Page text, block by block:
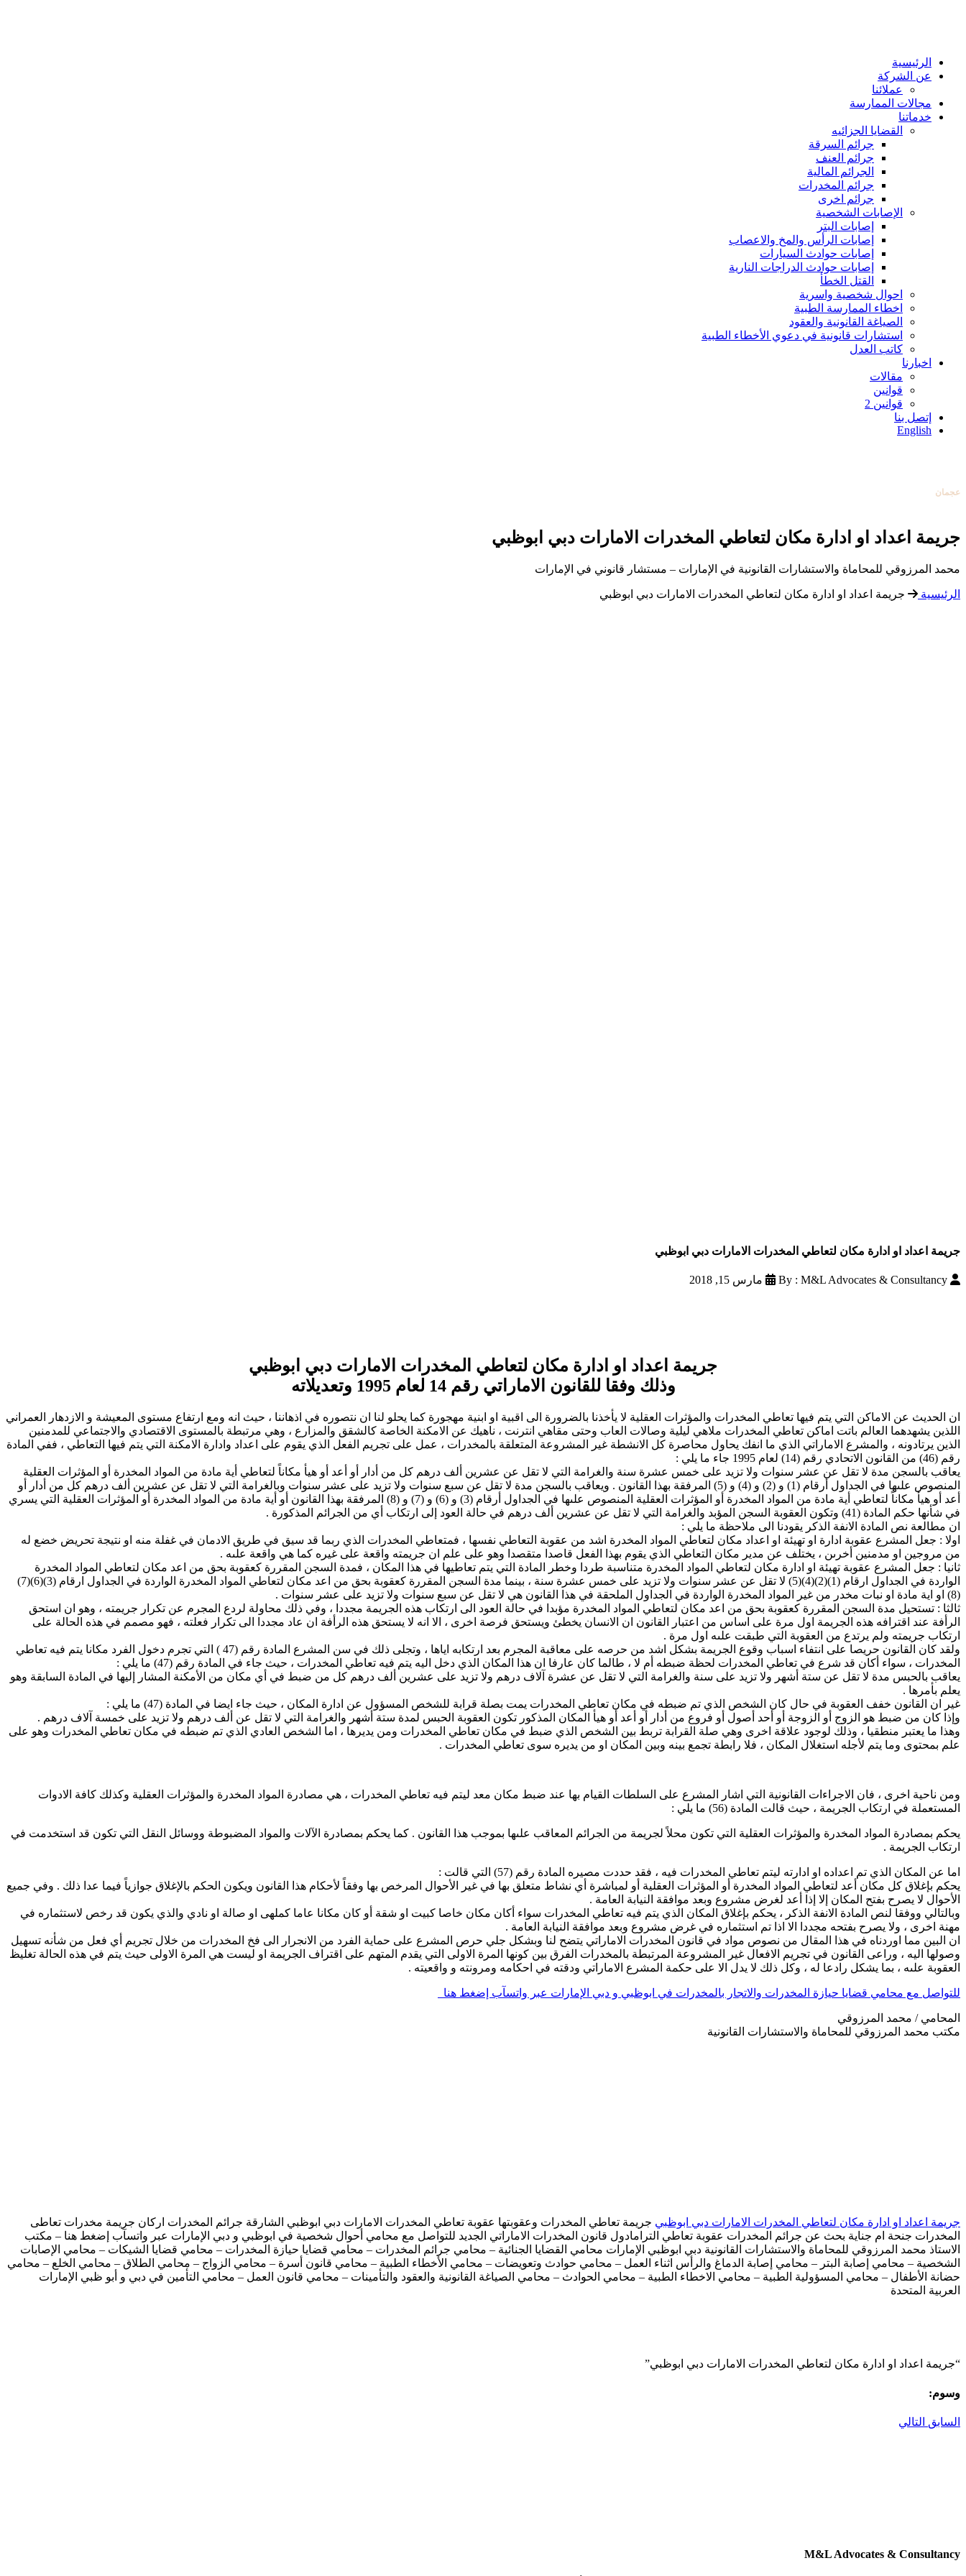
الرئيسية
عن الشركة
عملائنا
مجالات الممارسة
خدماتنا
القضايا الجزائيه
جرائم السرقة
جرائم العنف
الجرائم المالية
جرائم المخدرات
جرائم اخرى
الإصابات الشخصية
إصابات البتر
إصابات الرأس والمخ والاعصاب
إصابات حوادث السيارات
إصابات حوادث الدراجات النارية
القتل الخطأ
احوال شخصية واسرية
اخطاء الممارسة الطبية
الصياغة القانونية والعقود
استشارات قانونية في دعوي الأخطاء الطبية
كاتب العدل
اخبارنا
مقالات
قوانين
قوانين 2
إتصل بنا
English
0097126584004
تواصل معنا
0097126584004
جريمة اعداد او ادارة مكان لتعاطي المخدرات الامارات دبي ابوظبي
محمد المرزوقي للمحاماة والاستشارات القانونية في الإمارات – مستشار قانوني في الإمارات
الرئيسية جريمة اعداد او ادارة مكان لتعاطي المخدرات الامارات دبي ابوظبي
جريمة اعداد او ادارة مكان لتعاطي المخدرات الامارات دبي ابوظبي
By : M&L Advocates & Consultancy مارس 15, 2018
جريمة اعداد او ادارة مكان لتعاطي المخدرات الامارات دبي ابوظبي
وذلك وفقا للقانون الاماراتي رقم 14 لعام 1995 وتعديلاته
ان الحديث عن الاماكن التي يتم فيها تعاطي المخدرات والمؤثرات العقلية لا يأخذنا بالضرورة الى اقبية او ابنية مهجورة كما يحلو لنا ان نتصوره في اذهاننا ، حيث انه ومع ارتفاع مستوى المعيشة و الازدهار العمراني
اللذين يشهدهما العالم باتت اماكن تعاطي المخدرات ملاهي ليلية وصالات العاب وحتى مقاهي انترنت ، ناهيك عن الامكنة الخاصة كالشقق والمزارع ، وهي مرتبطة بالمستوى الاقتصادي والاجتماعي للمدمنين
الذين يرتادونه ، والمشرع الاماراتي الذي ما انفك يحاول محاصرة كل الانشطة غير المشروعة المتعلقة بالمخدرات ، عمل على تجريم الفعل الذي يقوم على اعداد وادارة الامكنة التي يتم فيها التعاطي ، ففي المادة
رقم (46) من القانون الاتحادي رقم (14) لعام 1995 جاء ما يلي :
يعاقب بالسجن مدة لا تقل عن عشر سنوات ولا تزيد على خمس عشرة سنة والغرامة التي لا تقل عن عشرين ألف درهم كل من أدار أو أعد أو هيأ مكاناً لتعاطي أية مادة من المواد المخدرة أو المؤثرات العقلية
المنصوص علىها في الجداول أرقام (1) و (2) و (4) و (5) المرفقة بهذا القانون . ويعاقب بالسجن مدة لا تقل عن سبع سنوات ولا تزيد على عشر سنوات وبالغرامة التي لا تقل عن عشرين ألف درهم كل من أدار أو
أعد أو هيأ مكاناً لتعاطي أية مادة من المواد المخدرة أو المؤثرات العقلية المنصوص علىها في الجداول أرقام (3) و (6) و (7) و (8) المرفقة بهذا القانون أو أية مادة من المواد المخدرة أو المؤثرات العقلية التي يسري
في شأنها حكم المادة (41) وتكون العقوبة السجن المؤبد والغرامة التي لا تقل عن عشرين ألف درهم في حالة العود إلى ارتكاب أي من الجرائم المذكورة .
ان مطالعة نص المادة الانفة الذكر يقودنا الى ملاحظة ما يلي :
اولا : جعل المشرع عقوبة ادارة او تهيئة او اعداد مكان لتعاطي المواد المخدرة اشد من عقوبة التعاطي نفسها ، فمتعاطي المخدرات الذي ربما قد سيق في طريق الادمان في غفلة منه او نتيجة تحريض خضع له
من مروجين او مدمنين أخرىن ، يختلف عن مدير مكان التعاطي الذي يقوم بهذا الفعل قاصدا متقصدا وهو على علم ان جريمته واقعة على غيره كما هي واقعة علىه .
ثانيا : جعل المشرع عقوبة تهيئة او ادارة مكان لتعاطي المواد المخدرة متناسبة طردا وخطر المادة التي يتم تعاطيها في هذا المكان ، فمدة السجن المقررة كعقوبة بحق من اعد مكان لتعاطي المواد المخدرة
الواردة في الجداول ارقام (1)(2)(4)(5) لا تقل عن عشر سنوات ولا تزيد على خمس عشرة سنة ، بينما مدة السجن المقررة كعقوبة بحق من اعد مكان لتعاطي المواد المخدرة الواردة في الجداول ارقام (3)(6)(7)
(8) او اية مادة او نبات مخدر من غير المواد المخدرة الواردة في الجداول الملحقة في هذا القانون هي لا تقل عن سبع سنوات ولا تزيد على عشر سنوات .
ثالثا : تستحيل مدة السجن المقررة كعقوبة بحق من اعد مكان لتعاطي المواد المخدرة مؤبدا في حالة العود الى ارتكاب هذه الجريمة مجددا ، وفي ذلك محاولة لردع المجرم عن تكرار جريمته ، وهو ان استحق
الرأفة عند اقترافه هذه الجريمة اول مرة على اساس من اعتبار القانون ان الانسان يخطئ ويستحق فرصة اخرى ، الا انه لا يستحق هذه الرأفة ان عاد مجددا الى تكرار فعلته ، فهو مصمم في هذه الحالة على
ارتكاب جريمته ولم يرتدع من العقوبة التي طبقت علىه اول مرة .
ولقد كان القانون حريصا على انتفاء اسباب وقوع الجريمة بشكل اشد من حرصه على معاقبة المجرم بعد ارتكابه اياها ، وتجلى ذلك في سن المشرع المادة رقم (47 ) التي تجرم دخول الفرد مكانا يتم فيه تعاطي
المخدرات ، سواء أكان قد شرع في تعاطي المخدرات لحظة ضبطه أم لا ، طالما كان عارفا ان هذا المكان الذي دخل اليه يتم فيه تعاطي المخدرات ، حيث جاء في المادة رقم (47) ما يلي :
يعاقب بالحبس مدة لا تقل عن ستة أشهر ولا تزيد على سنة والغرامة التي لا تقل عن عشرة آلاف درهم ولا تزيد على عشرين ألف درهم كل من ضبط في أي مكان من الأمكنة المشار إليها في المادة السابقة وهو
يعلم بأمرها .
غير ان القانون خفف العقوبة في حال كان الشخص الذي تم ضبطه في مكان تعاطي المخدرات يمت بصلة قرابة للشخص المسؤول عن ادارة المكان ، حيث جاء ايضا في المادة (47) ما يلي :
وإذا كان من ضبط هو الزوج أو الزوجة أو أحد أصول أو فروع من أدار أو أعد أو هيأ المكان المذكور تكون العقوبة الحبس لمدة ستة أشهر والغرامة التي لا تقل عن ألف درهم ولا تزيد على خمسة آلاف درهم .
وهذا ما يعتبر منطقيا ، وذلك لوجود علاقة اخرى وهي صلة القرابة تربط بين الشخص الذي ضبط في مكان تعاطي المخدرات ومن يديرها ، اما الشخص العادي الذي تم ضبطه في مكان تعاطي المخدرات وهو على
علم بمحتوى وما يتم لأجله استغلال المكان ، فلا رابطة تجمع بينه وبين المكان او من يديره سوى تعاطي المخدرات .
ومن ناحية اخرى ، فان الاجراءات القانونية التي اشار المشرع على السلطات القيام بها عند ضبط مكان معد ليتم فيه تعاطي المخدرات ، هي مصادرة المواد المخدرة والمؤثرات العقلية وكذلك كافة الادوات
المستعملة في ارتكاب الجريمة ، حيث قالت المادة (56) ما يلي :
يحكم بمصادرة المواد المخدرة والمؤثرات العقلية التي تكون محلاً لجريمة من الجرائم المعاقب علىها بموجب هذا القانون . كما يحكم بمصادرة الآلات والمواد المضبوطة ووسائل النقل التي تكون قد استخدمت في
ارتكاب الجريمة .
اما عن المكان الذي تم اعداده او ادارته ليتم تعاطي المخدرات فيه ، فقد حددت مصيره المادة رقم (57) التي قالت :
يحكم بإغلاق كل مكان أعد لتعاطي المواد المخدرة أو المؤثرات العقلية أو لمباشرة أي نشاط متعلق بها في غير الأحوال المرخص بها وفقاً لأحكام هذا القانون ويكون الحكم بالإغلاق جوازياً فيما عدا ذلك . وفي جميع
الأحوال لا يصرح بفتح المكان إلا إذا أعد لغرض مشروع وبعد موافقة النيابة العامة .
وبالتالي ووفقا لنص المادة الانفة الذكر ، يحكم بإغلاق المكان الذي يتم فيه تعاطي المخدرات سواء أكان مكان خاصا كبيت او شقة أو كان مكانا عاما كملهى او صالة او نادي والذي يكون قد رخص لاستثماره في
مهنة اخرى ، ولا يصرح بفتحه مجددا الا اذا تم استثماره في غرض مشروع وبعد موافقة النيابة العامة .
ان البين مما اوردناه في هذا المقال من نصوص مواد في قانون المخدرات الاماراتي يتضح لنا وبشكل جلي حرص المشرع على حماية الفرد من الانجرار الى فخ المخدرات من خلال تجريم أي فعل من شأنه تسهيل
وصولها اليه ، وراعى القانون في تجريم الافعال غير المشروعة المرتبطة بالمخدرات الفرق بين كونها المرة الاولى التي يقدم المتهم على اقتراف الجريمة او ليست هي المرة الاولى حيث يتم في هذه الحالة تغليظ
العقوبة علىه ، بما يشكل رادعا له ، وكل ذلك لا يدل الا على حكمة المشرع الاماراتي ودقته في احكامه ومرونته و واقعيته .
للتواصل مع محامي قضايا حيازة المخدرات والاتجار بالمخدرات في ابوظبي و دبي الإمارات عبر واتسآب إضغط هنا
المحامي / محمد المرزوقي
مكتب محمد المرزوقي للمحاماة والاستشارات القانونية
جريمة اعداد او ادارة مكان لتعاطي المخدرات الامارات دبي ابوظبي جريمة تعاطي المخدرات وعقوبتها عقوبة تعاطي المخدرات الامارات دبي ابوظبي الشارقة جرائم المخدرات اركان جريمة مخدرات تعاطى
المخدرات جنحة ام جناية بحث عن جرائم المخدرات عقوبة تعاطي الترامادول قانون المخدرات الاماراتي الجديد للتواصل مع محامي أحوال شخصية في ابوظبي و دبي الإمارات عبر واتسآب إضغط هنا – مكتب
الاستاذ محمد المرزوقي للمحاماة والاستشارات القانونية دبي ابوظبي الإمارات محامي القضايا الجنائية – محامي جرائم المخدرات – محامي قضايا حيازة المخدرات – محامي قضايا الشيكات – محامي الإصابات
الشخصية – محامي إصابة البتر – محامي إصابة الدماغ والرأس اثناء العمل – محامي حوادث وتعويضات – محامي الأخطاء الطبية – محامي قانون أسرة – محامي الزواج – محامي الطلاق – محامي الخلع – محامي
حضانة الأطفال – محامي المسؤولية الطبية – محامي الاخطاء الطبية – محامي الحوادث – محامي الصياغة القانونية والعقود والتأمينات – محامي قانون العمل – محامي التأمين في دبي و أبو ظبي الإمارات
العربية المتحدة
“جريمة اعداد او ادارة مكان لتعاطي المخدرات الامارات دبي ابوظبي”
وسوم:
السابق التالي
M&L Advocates & Consultancy